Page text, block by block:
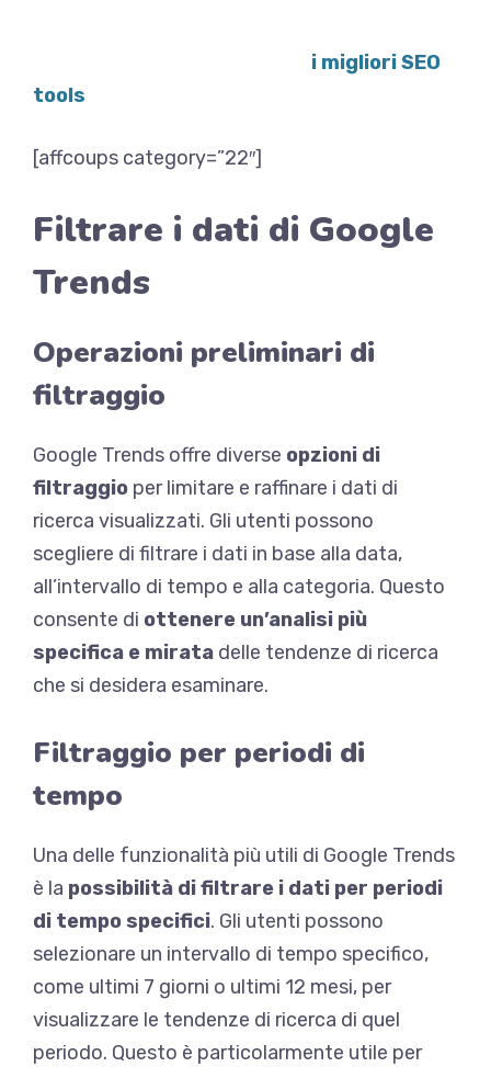
i migliori SEO
tools
[affcoups category=”22″]
Filtrare i dati di Google
Trends
Operazioni preliminari di
filtraggio
Google Trends offre diverse opzioni di
filtraggio per limitare e raffinare i dati di
ricerca visualizzati. Gli utenti possono
scegliere di filtrare i dati in base alla data,
all’intervallo di tempo e alla categoria. Questo
consente di ottenere un’analisi più
specifica e mirata delle tendenze di ricerca
che si desidera esaminare.
Filtraggio per periodi di
tempo
Una delle funzionalità più utili di Google Trends
è la possibilità di filtrare i dati per periodi
di tempo specifici. Gli utenti possono
selezionare un intervallo di tempo specifico,
come ultimi 7 giorni o ultimi 12 mesi, per
visualizzare le tendenze di ricerca di quel
periodo. Questo è particolarmente utile per